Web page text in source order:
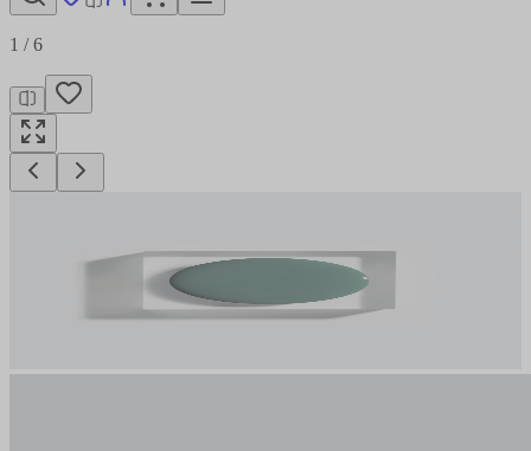
1 /6